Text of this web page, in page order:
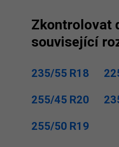
Zkontrolovat
související
235/55 R18
255/45 R20
255/50 R19